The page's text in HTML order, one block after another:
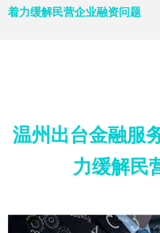
着力缓解民营企业融资问题
温州出台金融服
力缓解民